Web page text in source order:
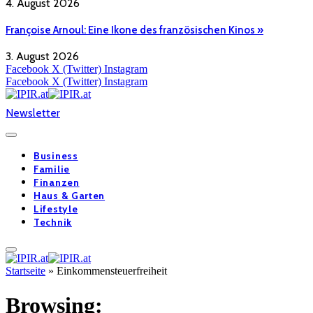
4. August 2026
Françoise Arnoul: Eine Ikone des französischen Kinos »
3. August 2026
Facebook X (Twitter) Instagram
Facebook X (Twitter) Instagram
Newsletter
Business
Familie
Finanzen
Haus & Garten
Lifestyle
Technik
Startseite » Einkommensteuerfreiheit
Browsing: